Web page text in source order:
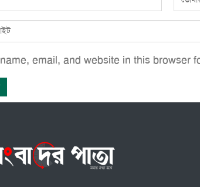
email, and website in this browser